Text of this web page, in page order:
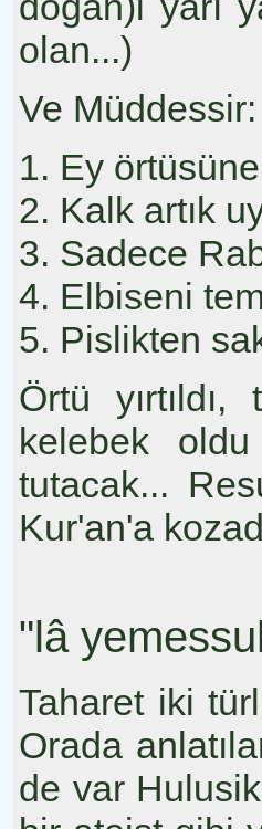
olan...)
Ve Müddessir:
1. Ey
2. Kalk artık
3. Sadece
4. Elbiseni
5. Pislikten
Örtü
kelebek
tutacak...
Kur'an'a
"lâ
Taharet iki
Orada
de var